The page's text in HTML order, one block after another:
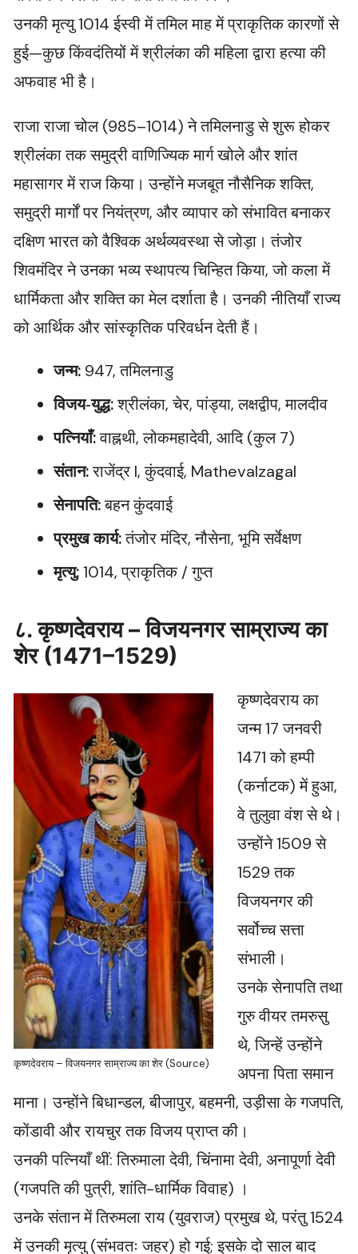
उनकी मृत्यु 1014 ईस्वी में तमिल माह में प्राकृतिक कारणों से
हुई—कुछ किंवदंतियों में श्रीलंका की महिला द्वारा हत्या की
अफवाह भी है।
राजा राजा चोल (985–1014) ने तमिलनाडु से शुरू होकर
श्रीलंका तक समुद्री वाणिज्यिक मार्ग खोले और शांत
महासागर में राज किया। उन्होंने मजबूत नौसैनिक शक्ति,
समुद्री मार्गों पर नियंत्रण, और व्यापार को संभावित बनाकर
दक्षिण भारत को वैश्विक अर्थव्यवस्था से जोड़ा। तंजोर
शिवमंदिर ने उनका भव्य स्थापत्य चिन्हित किया, जो कला में
धार्मिकता और शक्ति का मेल दर्शाता है। उनकी नीतियाँ राज्य
को आर्थिक और सांस्कृतिक परिवर्धन देती हैं।
जन्म: 947, तमिलनाडु
विजय‑युद्ध:श्रीलंका, चेर, पांड्या, लक्षद्वीप, मालदीव
पत्नियाँ:वाह्नथी, लोकमहादेवी, आदि (कुल 7)
संतान:राजेंद्र I, कुंदवाई, Mathevalzagal
सेनापति:बहन कुंदवाई
प्रमुख कार्य:तंजोर मंदिर, नौसेना, भूमि सर्वेक्षण
मृत्यु:1014, प्राकृतिक / गुप्त
८. कृष्णदेवराय – विजयनगर साम्राज्य का
शेर (1471–1529)
कृष्णदेवराय – विजयनगर साम्राज्य का शेर (Source)
कृष्णदेवराय का
जन्म 17 जनवरी
1471 को हम्पी
(कर्नाटक) में हुआ,
वे तुलुवा वंश से थे।
उन्होंने 1509 से
1529 तक
विजयनगर की
सर्वोच्च सत्ता
संभाली।
उनके सेनापति तथा
गुरु वीयर तमरुसु
थे, जिन्हें उन्होंने
अपना पिता समान
माना। उन्होंने बिधान्डल, बीजापुर, बहमनी, उड़ीसा के गजपति,
कोंडावी और रायचुर तक विजय प्राप्त की।
उनकी पत्नियाँ थीं: तिरुमाला देवी, चिंनामा देवी, अनापूर्णा देवी
(गजपति की पुत्री, शांति-धार्मिक विवाह) ।
उनके संतान में तिरुमला राय (युवराज) प्रमुख थे, परंतु 1524
में उनकी मृत्यु (संभवतः जहर) हो गई; इसके दो साल बाद